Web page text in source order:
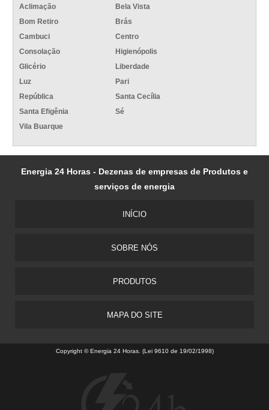
Aclimação
Bela Vista
Bom Retiro
Brás
Cambuci
Centro
Consolação
Higienópolis
Glicério
Liberdade
Luz
Pari
República
Santa Cecília
Santa Efigênia
Sé
Vila Buarque
Energia 24 Horas - Dezenas de empresas de Produtos e
serviços de energia
INÍCIO
SOBRE NÓS
PRODUTOS
MAPA DO SITE
Copyright © Energia 24 Horas. (Lei 9610 de 19/02/1998)